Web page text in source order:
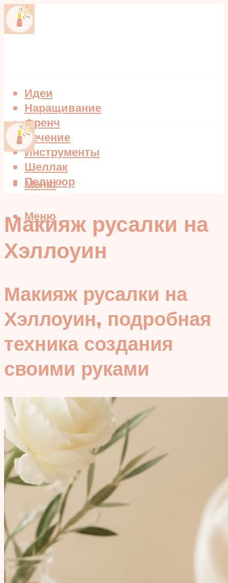
Идеи
Наращивание
Френч
Лечение
Инструменты
Шеллак
Педикюр
Меню
Меню
Макияж русалки на
Хэллоуин
Макияж русалки на
Хэллоуин, подробная
техника создания
своими руками